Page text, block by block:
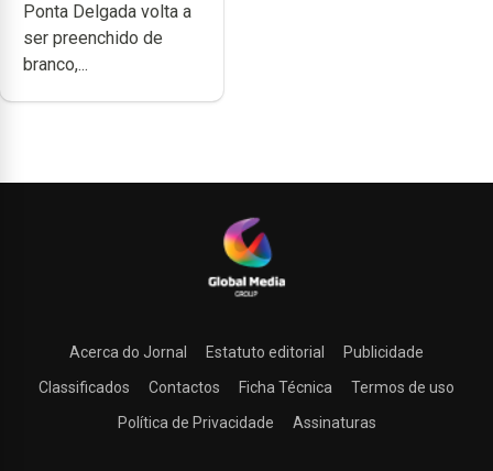
Ponta Delgada volta a
ser preenchido de
branco,...
Acerca do Jornal Estatuto editorial
Publicidade
Classificados
Contactos Ficha Técnica
Termos de uso
Política de Privacidade
Assinaturas